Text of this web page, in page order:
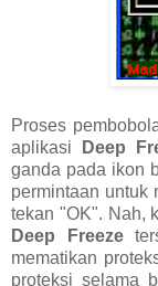
Proses
aplikasi
Deep
ganda pada ikon
permintaan untuk
tekan "OK". Nah,
Deep Freeze
mematikan
proteksi selama